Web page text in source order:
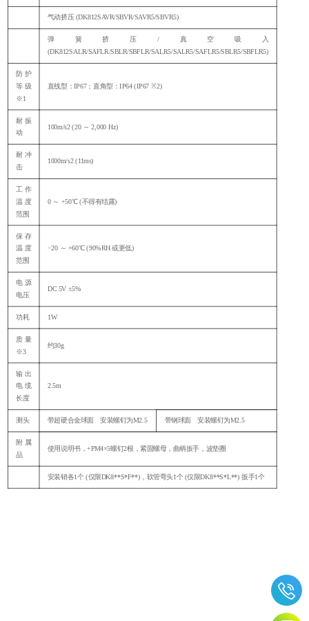
气动挤压 (DK812SAVR/SBVR/SAVR5/SBVR5)
弹簧挤压 /真空吸入
(DK812SALR/SAFLR/SBLR/SBFLR/SALR5/SALR5/SAFLR5/SBLR5/SBFLR5)
防护
等级
※1
直线型：IP67；直角型：IP64 (IP67 ※2)
耐振
动
100m/s2 (20 ～ 2,000 Hz)
耐冲
击
1000m/s2 (11ms)
工作
温度
范围
0 ～ +50℃ (不得有结露)
保存
温度
范围
−20 ～ +60℃ (90%RH 或更低)
电源
电压
DC 5V ±5%
功耗 1W
质量
※3
约30g
输出
电缆
长度
2.5m
测头 带超硬合金球面 安装螺钉为M2.5 带钢球面 安装螺钉为M2.5
附属
品
使用说明书，+PM4×5螺钉2根，紧固螺母，曲柄扳手，波垫圈
安装销各1个 (仅限DK8**S*F**)，软管弯头1个 (仅限DK8**S*L**) 扳手1个